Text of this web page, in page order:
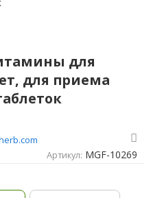
для
для приема
Артикул: MGF-10269